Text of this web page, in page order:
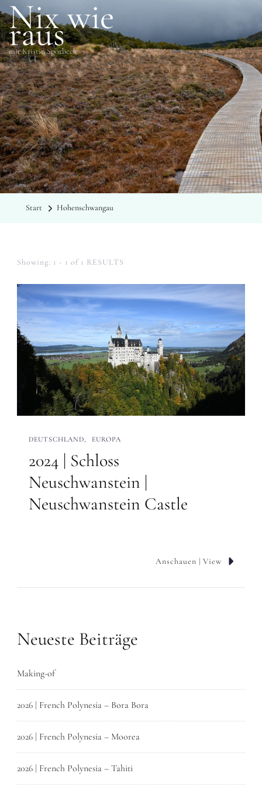
Nix wie
raus
mit Kristin Sporbeck
SCHLAGWÖRTER
Hohenschwangau
Start Hohenschwangau
Showing: 1 - 1 of 1 RESULTS
DEUTSCHLAND EUROPA
2024 | Schloss
Neuschwanstein |
Neuschwanstein Castle
Anschauen | View
Neueste Beiträge
Making-of
2026 | French Polynesia – Bora Bora
2026 | French Polynesia – Moorea
2026 | French Polynesia – Tahiti